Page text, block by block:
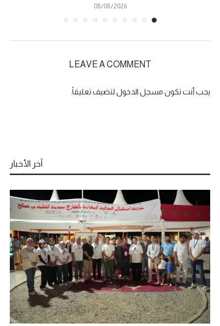
08/08/2026
LEAVE A COMMENT
يجب أنت تكون مسجل الدخول لتضيف تعليقاً.
آخر الأخبار